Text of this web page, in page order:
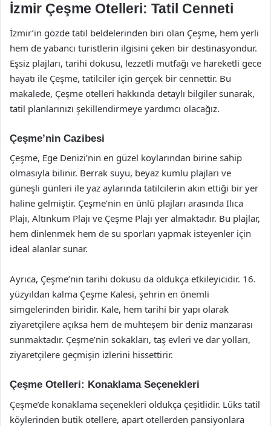
İzmir Çeşme Otelleri: Tatil Cenneti
İzmir’in gözde tatil beldelerinden biri olan Çeşme, hem yerli
hem de yabancı turistlerin ilgisini çeken bir destinasyondur.
Eşsiz plajları, tarihi dokusu, lezzetli mutfağı ve hareketli gece
hayatı ile Çeşme, tatilciler için gerçek bir cennettir. Bu
makalede, Çeşme otelleri hakkında detaylı bilgiler sunarak,
tatil planlarınızı şekillendirmeye yardımcı olacağız.
Çeşme’nin Cazibesi
Çeşme, Ege Denizi’nin en güzel koylarından birine sahip
olmasıyla bilinir. Berrak suyu, beyaz kumlu plajları ve
güneşli günleri ile yaz aylarında tatilcilerin akın ettiği bir yer
haline gelmiştir. Çeşme’nin en ünlü plajları arasında Ilıca
Plajı, Altınkum Plajı ve Çeşme Plajı yer almaktadır. Bu plajlar,
hem dinlenmek hem de su sporları yapmak isteyenler için
ideal alanlar sunar.
Ayrıca, Çeşme’nin tarihi dokusu da oldukça etkileyicidir. 16.
yüzyıldan kalma Çeşme Kalesi, şehrin en önemli
simgelerinden biridir. Kale, hem tarihi bir yapı olarak
ziyaretçilere açıksa hem de muhteşem bir deniz manzarası
sunmaktadır. Çeşme’nin sokakları, taş evleri ve dar yolları,
ziyaretçilere geçmişin izlerini hissettirir.
Çeşme Otelleri: Konaklama Seçenekleri
Çeşme’de konaklama seçenekleri oldukça çeşitlidir. Lüks tatil
köylerinden butik otellere, apart otellerden pansiyonlara